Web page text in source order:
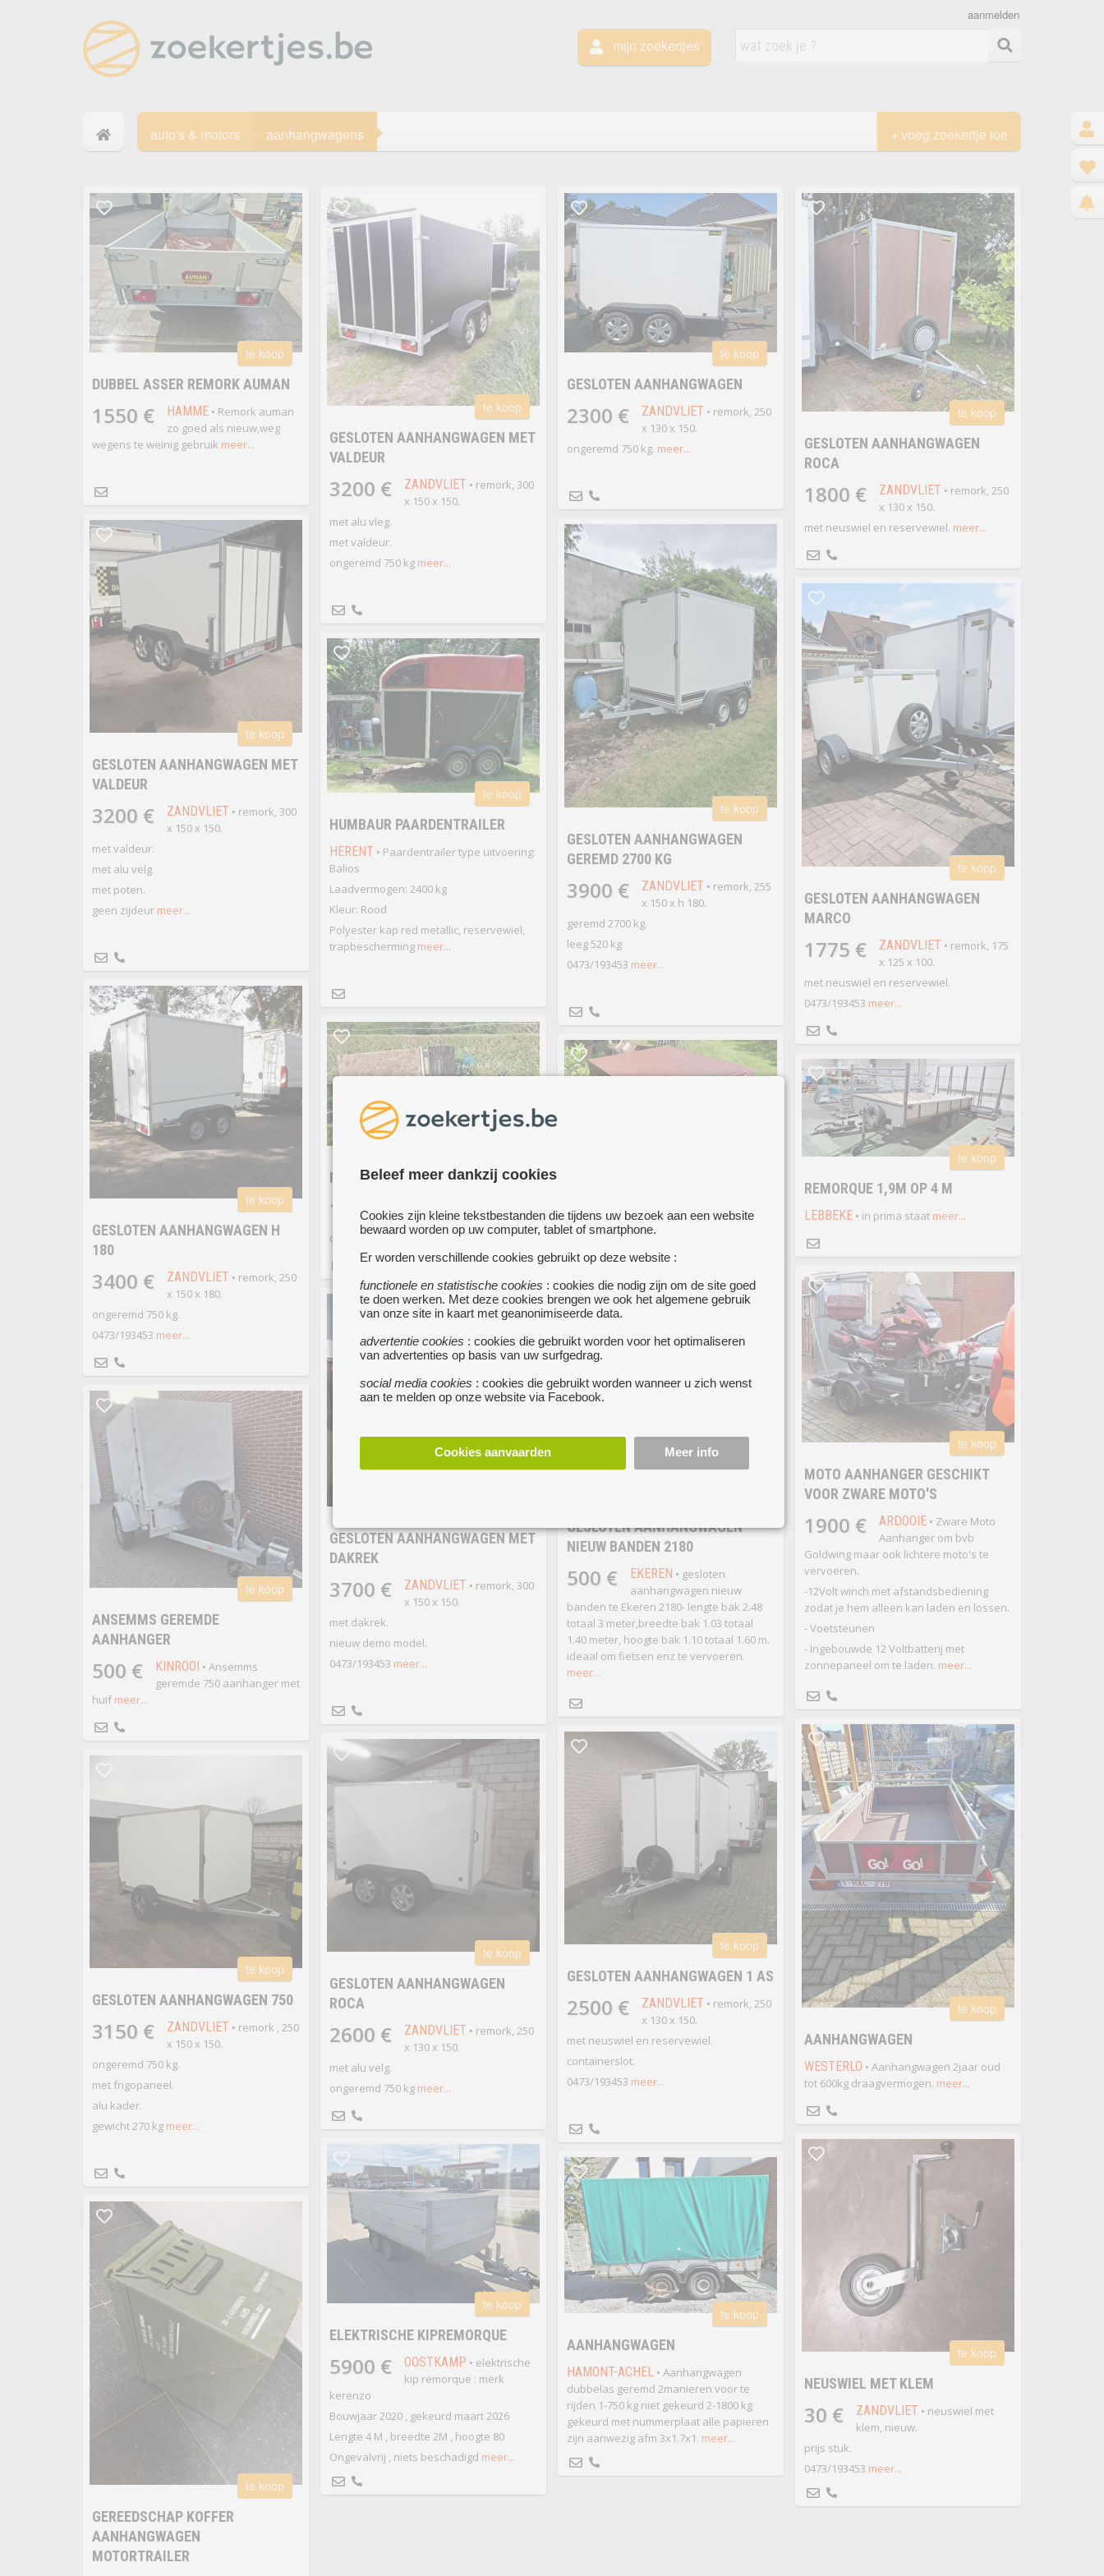
Beleef meer dankzij cookies
Cookies zijn kleine tekstbestanden die tijdens uw bezoek aan een website
bewaard worden op uw computer, tablet of smartphone.
Er worden verschillende cookies gebruikt op deze website :
functionele en statistische cookies : cookies die nodig zijn om de site goed
te doen werken. Met deze cookies brengen we ook het algemene gebruik
van onze site in kaart met geanonimiseerde data.
advertentie cookies : cookies die gebruikt worden voor het optimaliseren
van advertenties op basis van uw surfgedrag.
social media cookies : cookies die gebruikt worden wanneer u zich wenst
aan te melden op onze website via Facebook.
Cookies aanvaarden Meer info
mijn zoekertjes
aanmelden
auto's & motors aanhangwagens + voeg zoekertje toe
te koop
DUBBEL ASSER REMORK AUMAN
1550 € HAMME • Remork auman
zo goed als nieuw,weg
wegens te weinig gebruik meer...
te koop
GESLOTEN AANHANGWAGEN MET
VALDEUR
3200 € ZANDVLIET • remork, 300
x 150 x 150.
met alu vleg.
met valdeur.
ongeremd 750 kg meer...
te koop
GESLOTEN AANHANGWAGEN
2300 € ZANDVLIET • remork, 250
x 130 x 150.
ongeremd 750 kg. meer...
te koop
GESLOTEN AANHANGWAGEN
ROCA
1800 € ZANDVLIET • remork, 250
x 130 x 150.
met neuswiel en reservewiel. meer...
te koop
GESLOTEN AANHANGWAGEN MET
VALDEUR
3200 € ZANDVLIET • remork, 300
x 150 x 150.
met valdeur.
met alu velg.
met poten.
geen zijdeur meer...
te koop
GESLOTEN AANHANGWAGEN
GEREMD 2700 KG
3900 € ZANDVLIET • remork, 255
x 150 x h 180.
geremd 2700 kg.
leeg 520 kg
0473/193453 meer...
te koop
GESLOTEN AANHANGWAGEN
MARCO
1775 € ZANDVLIET • remork, 175
x 125 x 100.
met neuswiel en reservewiel.
0473/193453 meer...
te koop
HUMBAUR PAARDENTRAILER
HERENT • Paardentrailer type uitvoering:
Balios
Laadvermogen: 2400 kg
Kleur: Rood
Polyester kap red metallic, reservewiel,
trapbescherming meer...
te koop
GESLOTEN AANHANGWAGEN H
180
3400 € ZANDVLIET • remork, 250
x 150 x 180.
ongeremd 750 kg.
0473/193453 meer...
REMORK 105 X 180
100 €
afneembare schotten , 105
cm x 180 cmmeer...
AANHANG WAGEN
900 €
Aanhangwagen i ngoede
staat
wielen moetten wel na gekeken worden
alles erop en er aan, kan je nog tot kast
ombouwen op je camping
ZELF OP TE HALEN !
te koop
REMORQUE 1,9M OP 4 M
LEBBEKE • in prima staat meer...
te koop
MOTO AANHANGER GESCHIKT
VOOR ZWARE MOTO'S
1900 € ARDOOIE • Zware Moto
Aanhanger om bvb
Goldwing maar ook lichtere moto's te
vervoeren.
-12Volt winch met afstandsbediening
zodat je hem alleen kan laden en lossen.
- Voetsteunen
- Ingebouwde 12 Voltbatterij met
zonnepaneel om te laden. meer...
GESLOTEN AANHANGWAGEN MET
DAKREK
3700 € ZANDVLIET • remork, 300
x 150 x 150.
met dakrek.
nieuw demo model.
0473/193453 meer...
te koop
ANSEMMS GEREMDE
AANHANGER
500 € KINROOI • Ansemms
geremde 750 aanhanger met
huif meer...
GESLOTEN AANHANGWAGEN
NIEUW BANDEN 2180
500 € EKEREN • gesloten
aanhangwagen nieuw
banden te Ekeren 2180- lengte bak 2.48
totaal 3 meter,breedte bak 1.03 totaal
1.40 meter, hoogte bak 1.10 totaal 1.60 m.
ideaal om fietsen enz te vervoeren.
meer...
te koop
AANHANGWAGEN
WESTERLO • Aanhangwagen 2jaar oud
tot 600kg draagvermogen. meer...
te koop
GESLOTEN AANHANGWAGEN 1 AS
2500 € ZANDVLIET • remork, 250
x 130 x 150.
met neuswiel en reservewiel.
containerslot.
0473/193453 meer...
te koop
GESLOTEN AANHANGWAGEN
ROCA
2600 € ZANDVLIET • remork, 250
x 130 x 150.
met alu velg.
ongeremd 750 kg meer...
te koop
GESLOTEN AANHANGWAGEN 750
3150 € ZANDVLIET • remork , 250
x 150 x 150.
ongeremd 750 kg.
met frigopaneel.
alu kader.
gewicht 270 kg meer...
te koop
NEUSWIEL MET KLEM
30 € ZANDVLIET • neuswiel met
klem, nieuw.
prijs stuk.
0473/193453 meer...
te koop
ELEKTRISCHE KIPREMORQUE
5900 € OOSTKAMP • elektrische
kip remorque : merk
kerenzo
Bouwjaar 2020 , gekeurd maart 2026
Lengte 4 M , breedte 2M , hoogte 80
Ongevalvrij , niets beschadigd meer...
te koop
AANHANGWAGEN
HAMONT-ACHEL • Aanhangwagen
dubbelas geremd 2manieren voor te
rijden 1-750 kg niet gekeurd 2-1800 kg
gekeurd met nummerplaat alle papieren
zijn aanwezig afm 3x1.7x1. meer...
te koop
GEREEDSCHAP KOFFER
AANHANGWAGEN
MOTORTRAILER